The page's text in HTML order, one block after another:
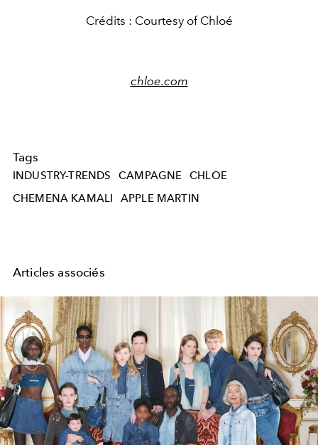
Crédits : Courtesy of Chloé
chloe.com
Tags
INDUSTRY-TRENDS CAMPAGNE
CHLOE
CHEMENA KAMALI
APPLE MARTIN
Articles associés